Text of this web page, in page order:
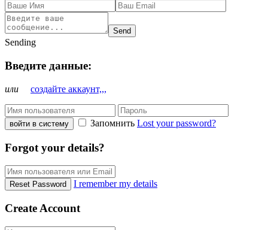
Send
Sending
Введите данные:
или создайте аккаунт,,,
войти в систему Запомнить Lost your password?
Forgot your details?
Reset Password I remember my details
Create Account